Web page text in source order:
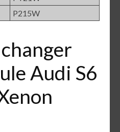
P215W
Audi S6